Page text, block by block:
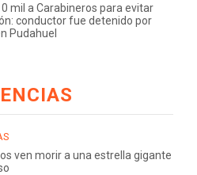
mil a Carabineros para evitar
conductor fue detenido por
Pudahuel
ven morir a una estrella gigante